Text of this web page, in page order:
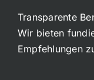
Transparente
Wir bieten
Empfehlungen